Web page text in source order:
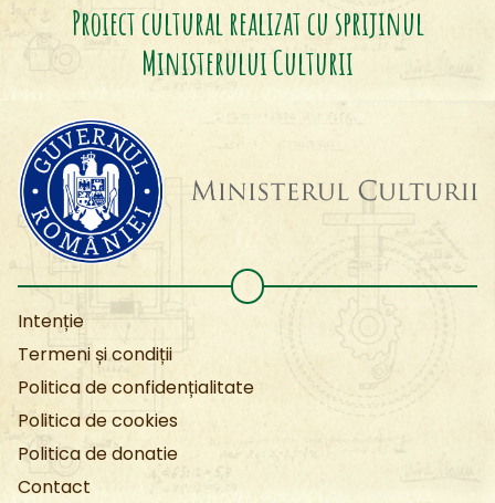
Proiect cultural realizat cu sprijinul
Ministerului Culturii
Intenție
Termeni și condiții
Politica de confidențialitate
Politica de cookies
Politica de donatie
Contact